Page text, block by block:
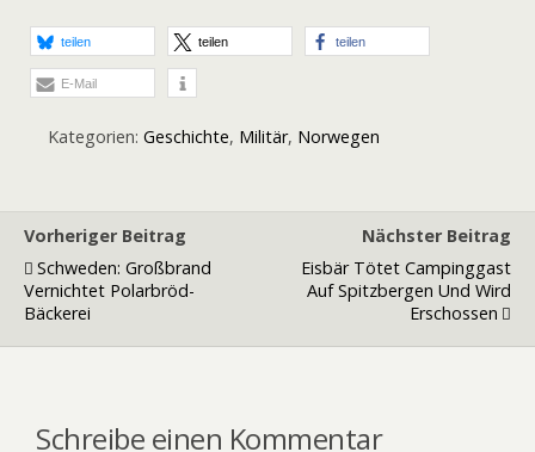
teilen teilen teilen
E-Mail
Kategorien: Geschichte, Militär, Norwegen
Vorheriger Beitrag
Schweden: Großbrand
Vernichtet Polarbröd-
Bäckerei
Nächster Beitrag
Eisbär Tötet Campinggast
Auf Spitzbergen Und Wird
Erschossen
Schreibe einen Kommentar